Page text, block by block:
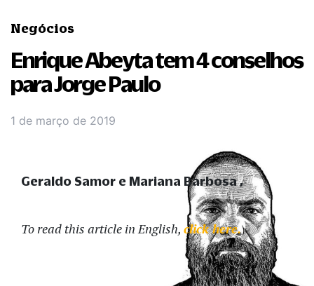
Negócios
Enrique Abeyta tem 4 conselhos
para Jorge Paulo
1 de março de 2019
To read this article in English, click here.
Geraldo Samor e Mariana Barbosa